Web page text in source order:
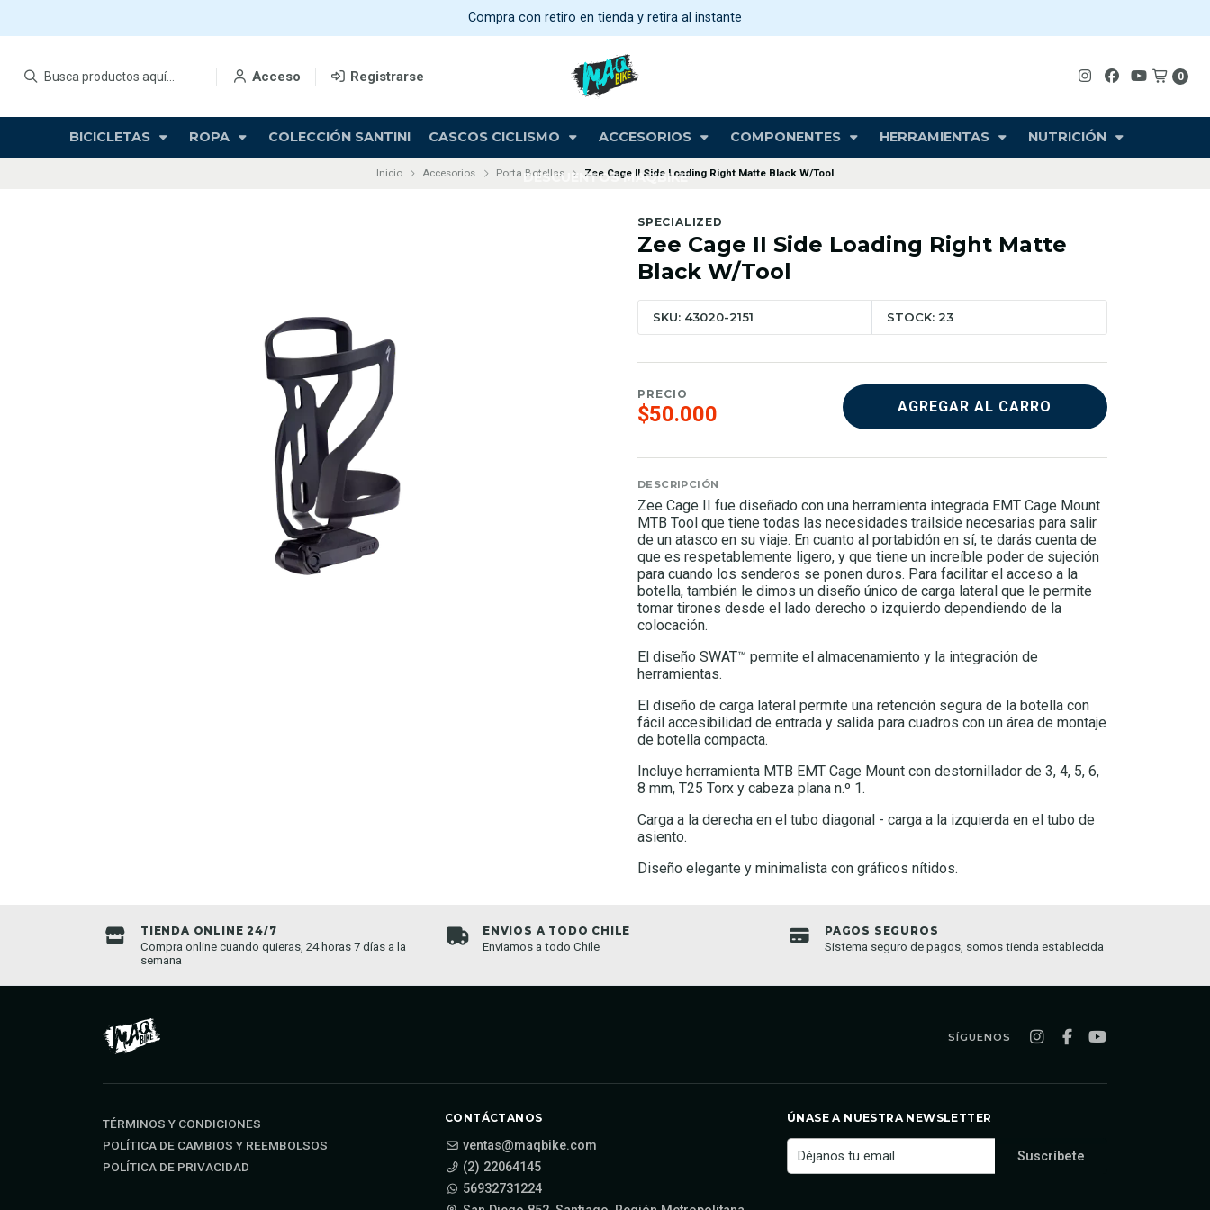
Acceso Registrarse 0
BICICLETAS ROPA COLECCIÓN SANTINI CASCOS CICLISMO ACCESORIOS COMPONENTES HERRAMIENTAS NUTRICIÓN
DESCUENTOS MAQBIKE
Compra con retiro en tienda y retira al instante
Inicio Accesorios Porta Botellas Zee Cage II Side Loading Right Matte Black W/Tool
SPECIALIZED
Zee Cage II Side Loading Right Matte
Black W/Tool
SKU: 43020-2151 STOCK: 23
PRECIO
$50.000 AGREGAR AL CARRO
DESCRIPCIÓN
Zee Cage II fue diseñado con una herramienta integrada EMT Cage Mount
MTB Tool que tiene todas las necesidades trailside necesarias para salir
de un atasco en su viaje. En cuanto al portabidón en sí, te darás cuenta de
que es respetablemente ligero, y que tiene un increíble poder de sujeción
para cuando los senderos se ponen duros. Para facilitar el acceso a la
botella, también le dimos un diseño único de carga lateral que le permite
tomar tirones desde el lado derecho o izquierdo dependiendo de la
colocación.
El diseño SWAT™ permite el almacenamiento y la integración de
herramientas.
El diseño de carga lateral permite una retención segura de la botella con
fácil accesibilidad de entrada y salida para cuadros con un área de montaje
de botella compacta.
Incluye herramienta MTB EMT Cage Mount con destornillador de 3, 4, 5, 6,
8 mm, T25 Torx y cabeza plana n.º 1.
Carga a la derecha en el tubo diagonal - carga a la izquierda en el tubo de
asiento.
Diseño elegante y minimalista con gráficos nítidos.
TIENDA ONLINE 24/7
Compra online cuando quieras, 24 horas 7 días a la
semana
ENVIOS A TODO CHILE
Enviamos a todo Chile
PAGOS SEGUROS
Sistema seguro de pagos, somos tienda establecida
SÍGUENOS
TÉRMINOS Y CONDICIONES
POLÍTICA DE CAMBIOS Y REEMBOLSOS
POLÍTICA DE PRIVACIDAD
CONTÁCTANOS
ventas@maqbike.com
(2) 22064145
56932731224
ÚNASE A NUESTRA NEWSLETTER